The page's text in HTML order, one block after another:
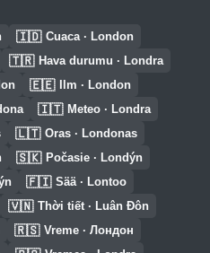
🇮🇩 Cuaca · London
🇹🇷 Hava durumu · Londra
🇪🇪 Ilm · London
🇮🇹 Meteo · Londra
🇱🇹 Oras · Londonas
🇸🇰 Počasie · Londýn
🇫🇮 Sää · Lontoo
🇻🇳 Thời tiết · Luân Đôn
🇷🇸 Vreme · Лондон